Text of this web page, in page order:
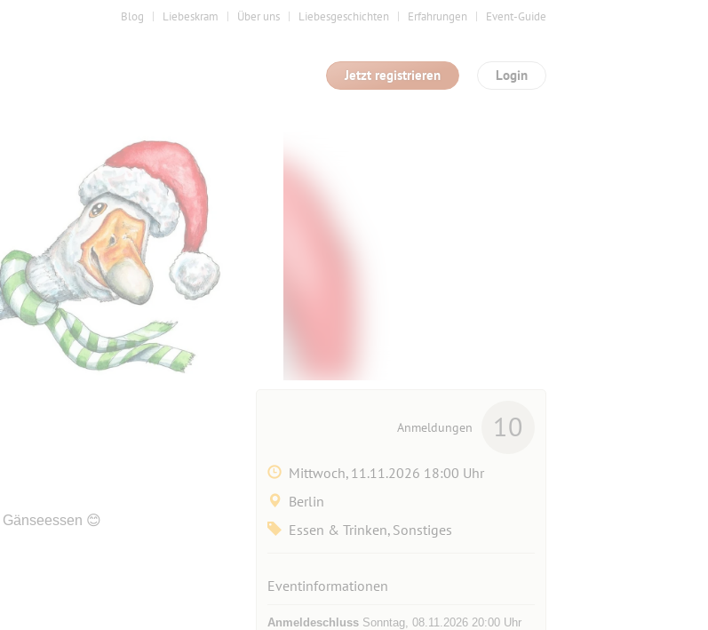
Blog Liebeskram Über uns Liebesgeschichten Erfahrungen Event-Guide
Login
Jetzt registrieren
😊
Anmeldungen 10
Mittwoch, 11.11.2026 18:00 Uhr
Berlin
Essen & Trinken, Sonstiges
Eventinformationen
AnmeldeschlussSonntag, 08.11.2026 20:00 Uhr